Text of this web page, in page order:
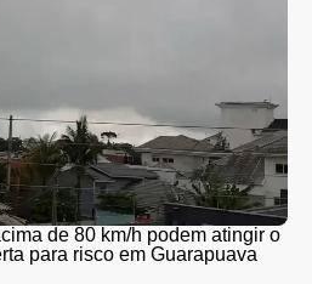
de 80 km/h podem atingir o
para risco em Guarapuava